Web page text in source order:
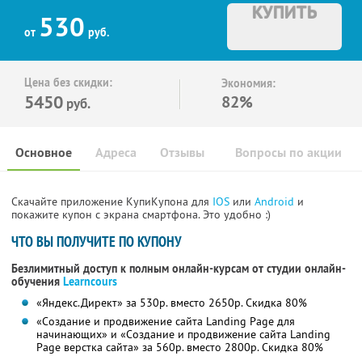
от 530 руб.
КУПИТЬ
Цена без скидки:
5450 руб.
Экономия:
82%
Основное Отзывы Вопросы по акции
Адреса
Скачайте приложение КупиКупона для IOS или Android и
покажите купон с экрана смартфона. Это удобно :)
ЧТО ВЫ ПОЛУЧИТЕ ПО КУПОНУ
Безлимитный доступ к полным онлайн-курсам от студии онлайн-
обучения Learncours
«Яндекс.Директ» за 530р. вместо 2650р. Скидка 80%
«Создание и продвижение сайта Landing Page для
начинающих» и «Создание и продвижение сайта Landing
Page верстка сайта» за 560р. вместо 2800р.Скидка 80%